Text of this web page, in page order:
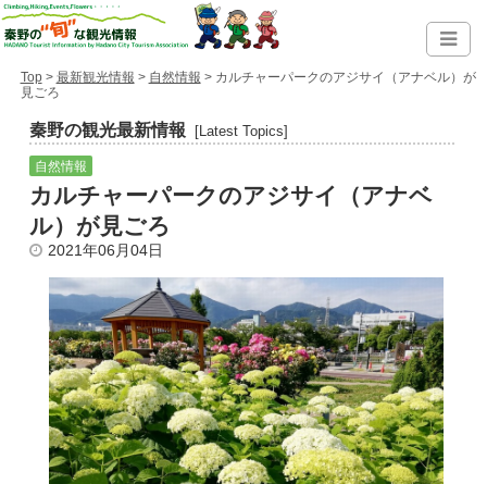
Top> 最新観光情報 > 自然情報 > カルチャーパークのアジサイ（アナベル）が
見ごろ
秦野の観光最新情報 [Latest Topics]
自然情報
カルチャーパークのアジサイ（アナベ
ル）が見ごろ
2021年06月04日